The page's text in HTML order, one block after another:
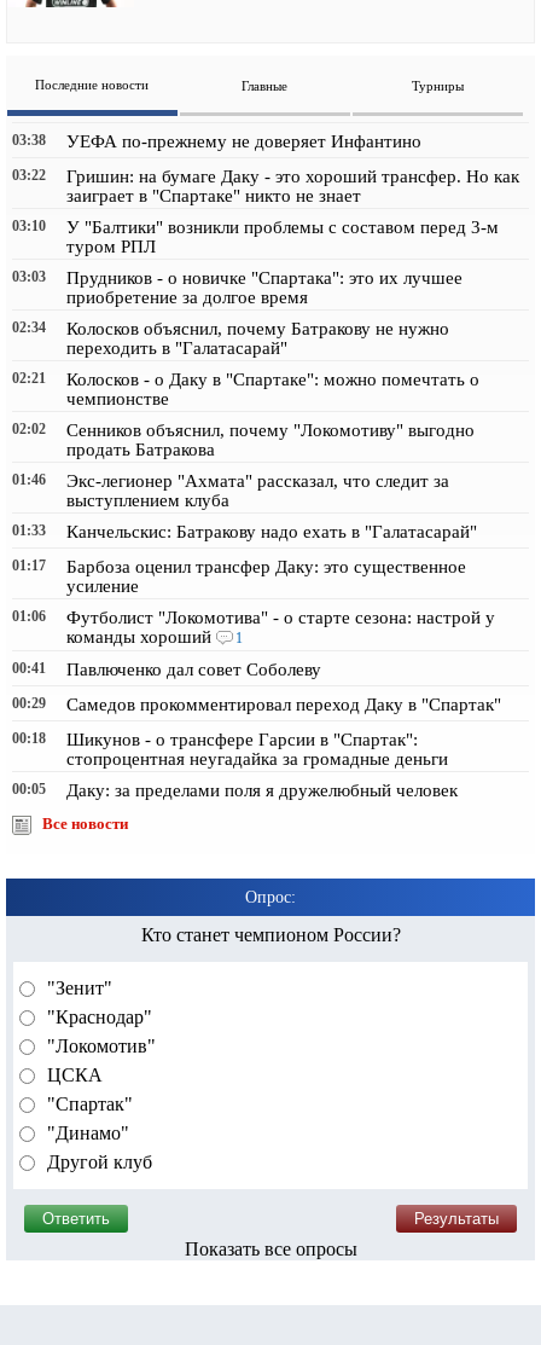
Последние новости Главные Турниры
03:38 УЕФА по-прежнему не доверяет Инфантино
03:22
Гришин: на бумаге Даку - это хороший трансфер. Но как
заиграет в "Спартаке" никто не знает
03:10
У "Балтики" возникли проблемы с составом перед 3-м
туром РПЛ
03:03
Прудников - о новичке "Спартака": это их лучшее
приобретение за долгое время
02:34
Колосков объяснил, почему Батракову не нужно
переходить в "Галатасарай"
02:21
Колосков - о Даку в "Спартаке": можно помечтать о
чемпионстве
02:02
Сенников объяснил, почему "Локомотиву" выгодно
продать Батракова
01:46
Экс-легионер "Ахмата" рассказал, что следит за
выступлением клуба
01:33 Канчельскис: Батракову надо ехать в "Галатасарай"
01:17
Барбоза оценил трансфер Даку: это существенное
усиление
01:06
Футболист "Локомотива" - о старте сезона: настрой у
команды хороший
1
00:41
Павлюченко дал совет Соболеву
00:29 Самедов прокомментировал переход Даку в "Спартак"
00:18
Шикунов - о трансфере Гарсии в "Спартак":
стопроцентная неугадайка за громадные деньги
00:05 Даку: за пределами поля я дружелюбный человек
Все новости
Опрос:
Кто станет чемпионом России?
"Зенит"
"Краснодар"
"Локомотив"
ЦСКА
"Спартак"
"Динамо"
Другой клуб
Показать все опросы